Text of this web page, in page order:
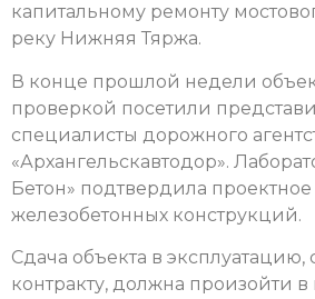
капитальному ремонту
реку Нижняя Тяржа.
В конце прошлой недели
проверкой посетили
специалисты дорожного
«Архангельскавтодор».
Бетон» подтвердила проектное
железобетонных конструкций.
Сдача объекта в эксплуатацию,
контракту, должна произойти в